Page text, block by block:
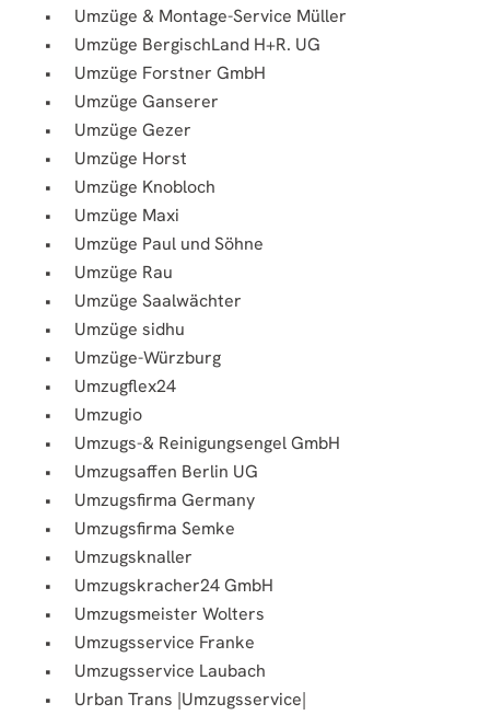
Umzüge & Montage-Service Müller
Umzüge BergischLand H+R. UG
Umzüge Forstner GmbH
Umzüge Ganserer
Umzüge Gezer
Umzüge Horst
Umzüge Knobloch
Umzüge Maxi
Umzüge Paul und Söhne
Umzüge Rau
Umzüge Saalwächter
Umzüge sidhu
Umzüge-Würzburg
Umzugflex24
Umzugio
Umzugs-& Reinigungsengel GmbH
Umzugsaffen Berlin UG
Umzugsfirma Germany
Umzugsfirma Semke
Umzugsknaller
Umzugskracher24 GmbH
Umzugsmeister Wolters
Umzugsservice Franke
Umzugsservice Laubach
Urban Trans |Umzugsservice|